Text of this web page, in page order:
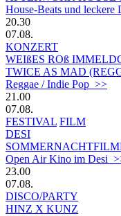
House-Beats und
20.30
07.08.
KONZERT
WEIßES ROß
TWICE AS MAD
Reggae / Indie Pop >>
21.00
07.08.
FESTIVAL FILM
DESI
Open Air Kino im Desi
23.00
07.08.
DISCO/PARTY
HINZ X KUNZ